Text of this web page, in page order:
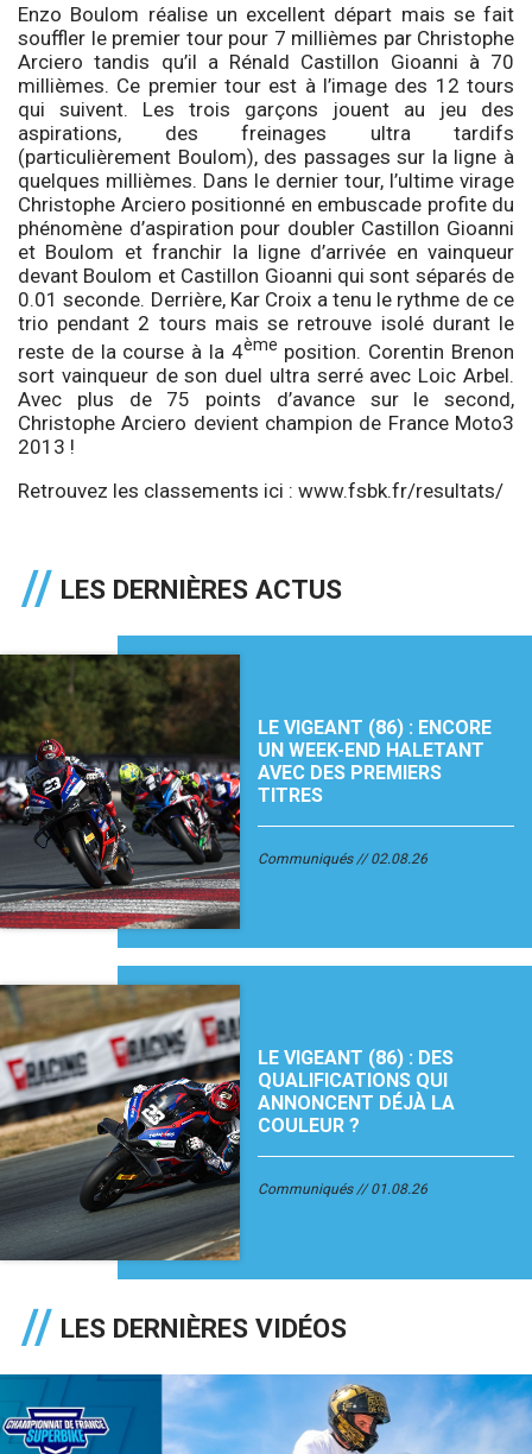
Enzo Boulom réalise un excellent départ mais se fait
souffler le premier tour pour 7 millièmes par Christophe
Arciero tandis qu’il a Rénald Castillon Gioanni à 70
millièmes. Ce premier tour est à l’image des 12 tours
qui suivent. Les trois garçons jouent au jeu des
aspirations, des freinages ultra tardifs
(particulièrement Boulom), des passages sur la ligne à
quelques millièmes. Dans le dernier tour, l’ultime virage
Christophe Arciero positionné en embuscade profite du
phénomène d’aspiration pour doubler Castillon Gioanni
et Boulom et franchir la ligne d’arrivée en vainqueur
devant Boulom et Castillon Gioanni qui sont séparés de
0.01 seconde. Derrière, Kar Croix a tenu le rythme de ce
trio pendant 2 tours mais se retrouve isolé durant le
reste de la course à la 4ème position. Corentin Brenon
sort vainqueur de son duel ultra serré avec Loic Arbel.
Avec plus de 75 points d’avance sur le second,
Christophe Arciero devient champion de France Moto3
2013 !
Retrouvez les classements ici : www.fsbk.fr/resultats/
LES DERNIÈRES ACTUS
LE VIGEANT (86) : ENCORE
UN WEEK-END HALETANT
AVEC DES PREMIERS
TITRES
Communiqués 02.08.26
LE VIGEANT (86) : DES
QUALIFICATIONS QUI
ANNONCENT DÉJÀ LA
COULEUR ?
Communiqués 01.08.26
LES DERNIÈRES VIDÉOS